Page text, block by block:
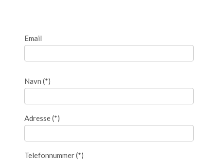
Email
Navn (*)
Adresse(*)
Telefonnummer(*)